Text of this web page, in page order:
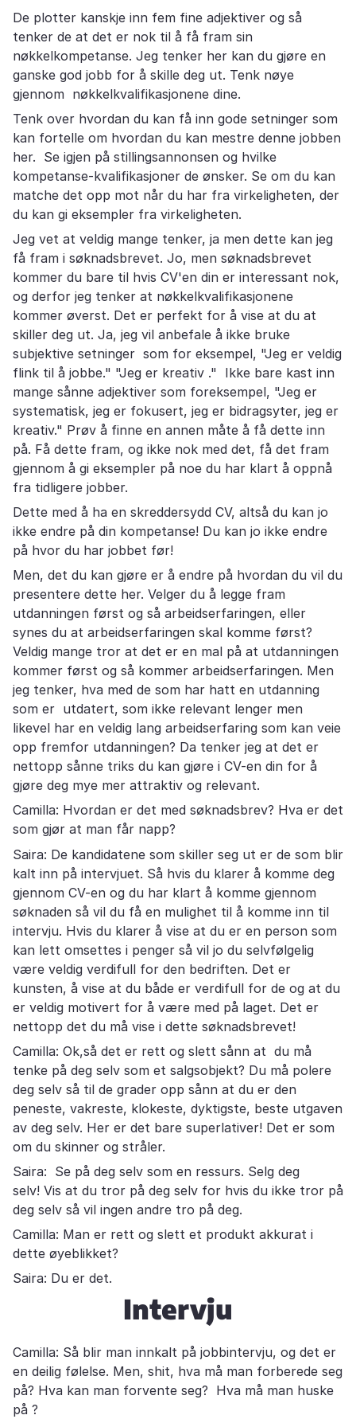
De plotter kanskje inn fem fine adjektiver og så
tenker de at det er nok til å få fram sin
nøkkelkompetanse. Jeg tenker her kan du gjøre en
ganske god jobb for å skille deg ut. Tenk nøye
gjennom nøkkelkvalifikasjonene dine.
Tenk over hvordan du kan få inn gode setninger som
kan fortelle om hvordan du kan mestre denne jobben
her. Se igjen på stillingsannonsen og hvilke
kompetanse-kvalifikasjoner de ønsker. Se om du kan
matche det opp mot når du har fra virkeligheten, der
du kan gi eksempler fra virkeligheten.
Jeg vet at veldig mange tenker, ja men dette kan jeg
få fram i søknadsbrevet. Jo, men søknadsbrevet
kommer du bare til hvis CV'en din er interessant nok,
og derfor jeg tenker at nøkkelkvalifikasjonene
kommer øverst. Det er perfekt for å vise at du at
skiller deg ut. Ja, jeg vil anbefale å ikke bruke
subjektive setninger som for eksempel, "Jeg er veldig
flink til å jobbe." "Jeg er kreativ ." Ikke bare kast inn
mange sånne adjektiver som foreksempel, "Jeg er
systematisk, jeg er fokusert, jeg er bidragsyter, jeg er
kreativ." Prøv å finne en annen måte å få dette inn
på. Få dette fram, og ikke nok med det, få det fram
gjennom å gi eksempler på noe du har klart å oppnå
fra tidligere jobber.
Dette med å ha en skreddersydd CV, altså du kan jo
ikke endre på din kompetanse! Du kan jo ikke endre
på hvor du har jobbet før!
Men, det du kan gjøre er å endre på hvordan du vil du
presentere dette her. Velger du å legge fram
utdanningen først og så arbeidserfaringen, eller
synes du at arbeidserfaringen skal komme først?
Veldig mange tror at det er en mal på at utdanningen
kommer først og så kommer arbeidserfaringen. Men
jeg tenker, hva med de som har hatt en utdanning
som er utdatert, som ikke relevant lenger men
likevel har en veldig lang arbeidserfaring som kan veie
opp fremfor utdanningen? Da tenker jeg at det er
nettopp sånne triks du kan gjøre i CV-en din for å
gjøre deg mye mer attraktiv og relevant.
Camilla: Hvordan er det med søknadsbrev? Hva er det
som gjør at man får napp?
Saira: De kandidatene som skiller seg ut er de som blir
kalt inn på intervjuet. Så hvis du klarer å komme deg
gjennom CV-en og du har klart å komme gjennom
søknaden så vil du få en mulighet til å komme inn til
intervju. Hvis du klarer å vise at du er en person som
kan lett omsettes i penger så vil jo du selvfølgelig
være veldig verdifull for den bedriften. Det er
kunsten, å vise at du både er verdifull for de og at du
er veldig motivert for å være med på laget. Det er
nettopp det du må vise i dette søknadsbrevet!
Camilla: Ok,så det er rett og slett sånn at du må
tenke på deg selv som et salgsobjekt? Du må polere
deg selv så til de grader opp sånn at du er den
peneste, vakreste, klokeste, dyktigste, beste utgaven
av deg selv. Her er det bare superlativer! Det er som
om du skinner og stråler.
Saira: Se på deg selv som en ressurs. Selg deg
selv! Vis at du tror på deg selv for hvis du ikke tror på
deg selv så vil ingen andre tro på deg.
Camilla: Man er rett og slett et produkt akkurat i
dette øyeblikket?
Saira: Du er det.
Intervju
Camilla: Så blir man innkalt på jobbintervju, og det er
en deilig følelse. Men, shit, hva må man forberede seg
på? Hva kan man forvente seg? Hva må man huske
på ?